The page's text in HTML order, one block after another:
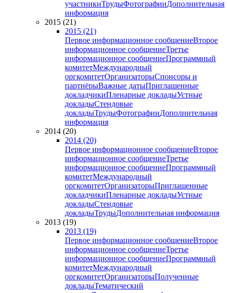
участникиТрудыФотографииДополнительная
информация
2015 (21)
2015 (21)
Первое информационное сообщениеВторое
информационное сообщениеТретье
информационное сообщениеПрограммный
комитетМеждународный
оргкомитетОрганизаторыСпонсоры и
партнёрыВажные датыПриглашенные
докладчикиПленарные докладыУстные
докладыСтендовые
докладыТрудыФотографииДополнительная
информация
2014 (20)
2014 (20)
Первое информационное сообщениеВторое
информационное сообщениеТретье
информационное сообщениеПрограммный
комитетМеждународный
оргкомитетОрганизаторыПриглашенные
докладчикиПленарные докладыУстные
докладыСтендовые
докладыТрудыДополнительная информация
2013 (19)
2013 (19)
Первое информационное сообщениеВторое
информационное сообщениеТретье
информационное сообщениеПрограммный
комитетМеждународный
оргкомитетОрганизаторыПолученные
докладыТематический